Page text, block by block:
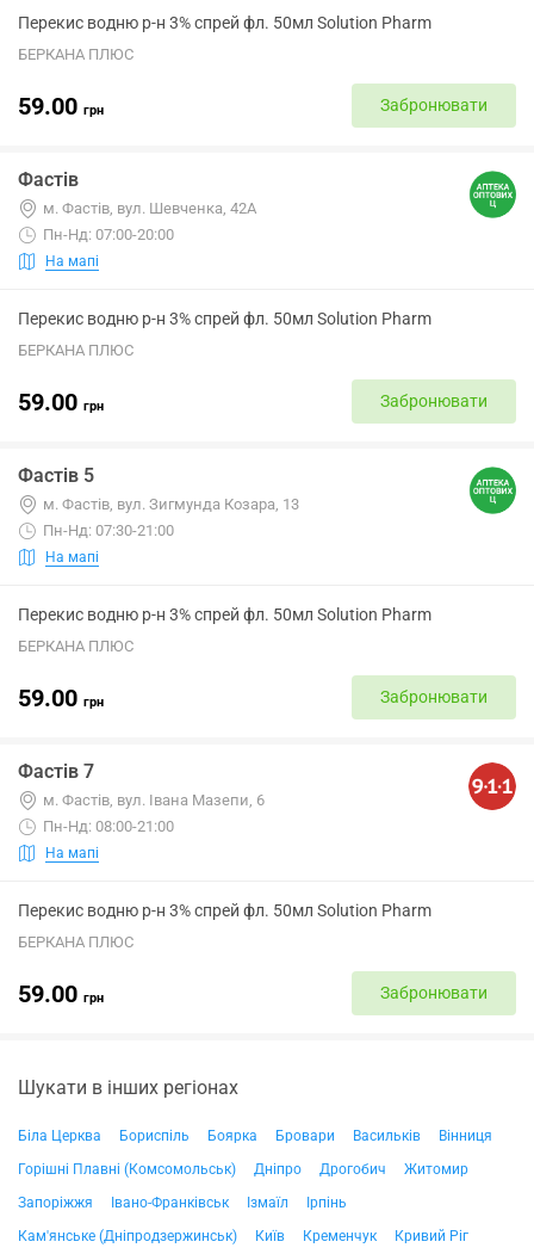
Перекис водню р-н 3% спрей фл. 50мл Solution Pharm
БЕРКАНА ПЛЮС
59.00 грн Забронювати
Фастів
м. Фастів, вул. Шевченка, 42А
Пн-Нд: 07:00-20:00
На мапі
Перекис водню р-н 3% спрей фл. 50мл Solution Pharm
БЕРКАНА ПЛЮС
59.00 грн Забронювати
Фастів 5
м. Фастів, вул. Зигмунда Козара, 13
Пн-Нд: 07:30-21:00
На мапі
Перекис водню р-н 3% спрей фл. 50мл Solution Pharm
БЕРКАНА ПЛЮС
59.00 грн Забронювати
Фастів 7
м. Фастів, вул. Івана Мазепи, 6
Пн-Нд: 08:00-21:00
На мапі
Перекис водню р-н 3% спрей фл. 50мл Solution Pharm
БЕРКАНА ПЛЮС
59.00 грн Забронювати
Шукати в інших регіонах
Біла Церква Бориспіль Боярка Бровари Васильків
Вінниця
Горішні Плавні (Комсомольськ)
Дніпро Дрогобич
Житомир
Запоріжжя
Івано-Франківськ Ізмаїл
Ірпінь
Кам'янське (Дніпродзержинськ)
Київ Кременчук
Кривий Ріг